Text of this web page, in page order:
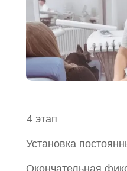
Установка
Окончательная
4 этап